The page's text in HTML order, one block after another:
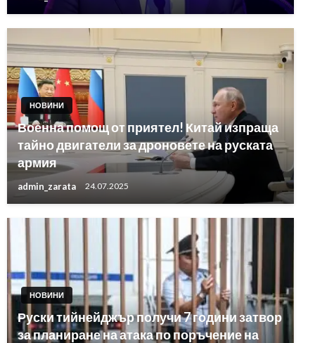
НОВИНИ
Военна помощ от приятел! Китай изпраща
тайно двигатели за дроновете на руската
армия
admin_zarata 24.07.2025
НОВИНИ
Руски тийнейджър получи 7 години затвор
за планиране на атака по поръчение на